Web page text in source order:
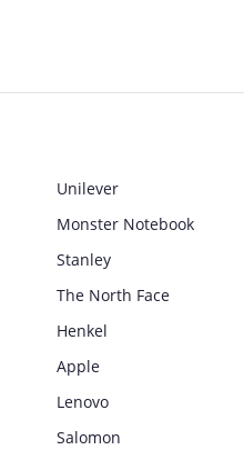
Unilever
Monster Notebook
Stanley
The North Face
Henkel
Apple
Lenovo
Salomon